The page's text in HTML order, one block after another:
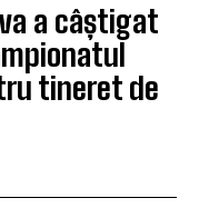
a câștigat
tineret de